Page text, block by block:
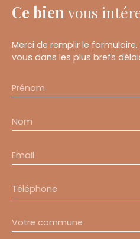
Ce bien vous
Merci de remplir le
vous dans les plus brefs
Prénom
Nom
Email
Téléphone
Votre commune